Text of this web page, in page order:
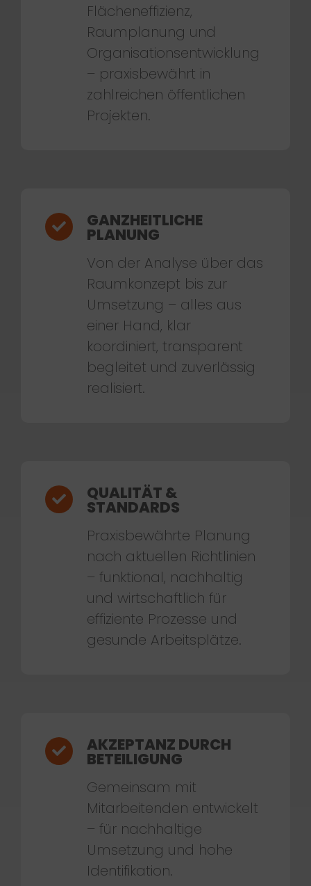
Flächeneffizienz,
Raumplanung und
Organisationsentwicklung
– praxisbewährt in
zahlreichen öffentlichen
Projekten.
GANZHEITLICHE
PLANUNG
Von der Analyse über das
Raumkonzept bis zur
Umsetzung – alles aus
einer Hand, klar
koordiniert, transparent
begleitet und zuverlässig
realisiert.
QUALITÄT &
STANDARDS
Praxisbewährte Planung
nach aktuellen Richtlinien
– funktional, nachhaltig
und wirtschaftlich für
effiziente Prozesse und
gesunde Arbeitsplätze.
AKZEPTANZ DURCH
BETEILIGUNG
Gemeinsam mit
Mitarbeitenden entwickelt
– für nachhaltige
Umsetzung und hohe
Identifikation.